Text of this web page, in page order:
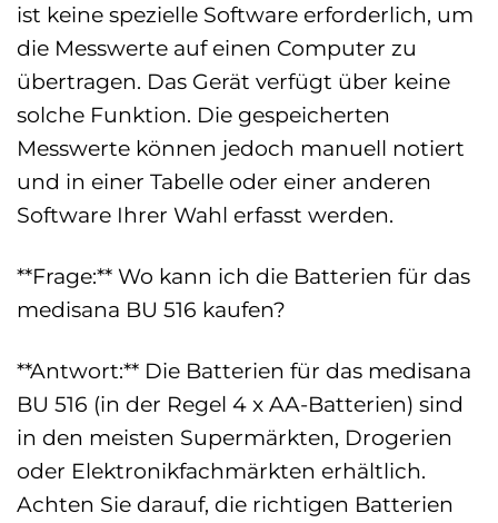
ist keine spezielle Software erforderlich, um
die Messwerte auf einen Computer zu
übertragen. Das Gerät verfügt über keine
solche Funktion. Die gespeicherten
Messwerte können jedoch manuell notiert
und in einer Tabelle oder einer anderen
Software Ihrer Wahl erfasst werden.
**Frage:** Wo kann ich die Batterien für das
medisana BU 516 kaufen?
**Antwort:** Die Batterien für das medisana
BU 516 (in der Regel 4 x AA-Batterien) sind
in den meisten Supermärkten, Drogerien
oder Elektronikfachmärkten erhältlich.
Achten Sie darauf, die richtigen Batterien